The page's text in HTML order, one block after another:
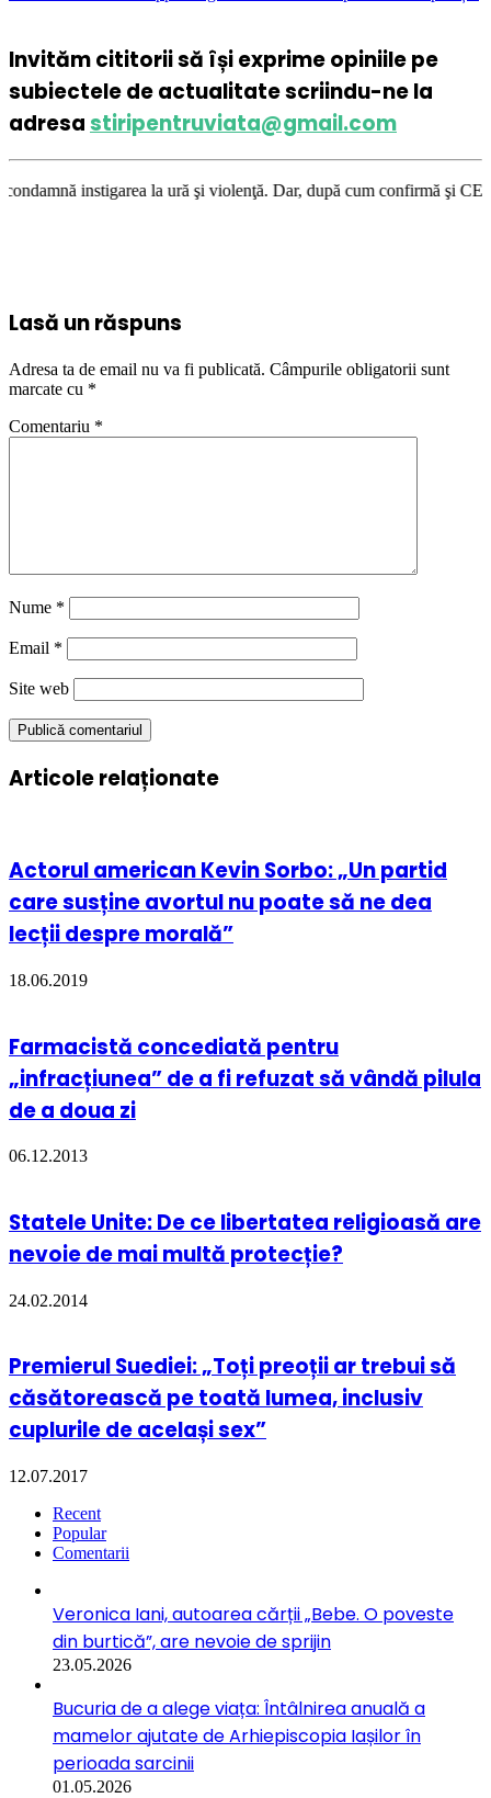
Invităm cititorii să își exprime opiniile pe
subiectele de actualitate scriindu-ne la
adresastiripentruviata@gmail.com
la ură şi violenţă. Dar, după cum confirmă şi CEDO în cazul
Lasă un răspuns
Adresa ta de email nu va fi publicată. Câmpurile obligatorii sunt
marcate cu *
Comentariu *
Nume *
Email *
Site web
Articole relaționate
Actorul american Kevin Sorbo: „Un partid
care susține avortul nu poate să ne dea
lecții despre morală”
18.06.2019
Farmacistă concediată pentru
„infracțiunea” de a fi refuzat să vândă pilula
de a doua zi
06.12.2013
Statele Unite: De ce libertatea religioasă are
nevoie de mai multă protecție?
24.02.2014
Premierul Suediei: „Toți preoții ar trebui să
căsătorească pe toată lumea, inclusiv
cuplurile de același sex”
12.07.2017
Recent
Popular
Comentarii
Veronica Iani, autoarea cărții „Bebe. O poveste
din burtică”, are nevoie de sprijin
23.05.2026
Bucuria de a alege viața: Întâlnirea anuală a
mamelor ajutate de Arhiepiscopia Iașilor în
perioada sarcinii
01.05.2026